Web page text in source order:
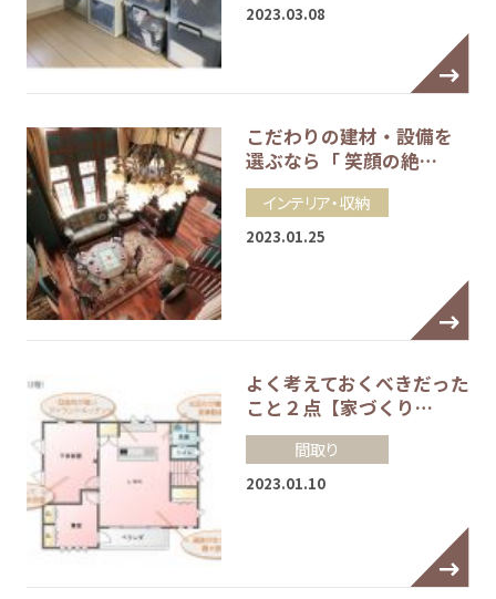
2023.03.08
こだわりの建材・設備を
選ぶなら「 笑顔の絶…
インテリア・収納
2023.01.25
よく考えておくべきだった
こと２点【家づくり…
間取り
2023.01.10